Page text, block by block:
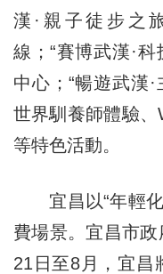
漢·親子徒步之
線；“賽博武漢·
中心；“暢遊武漢
世界馴養師體驗
等特色活動。
宜昌以“年輕化
費場景。宜昌市
21日至8月，宜昌